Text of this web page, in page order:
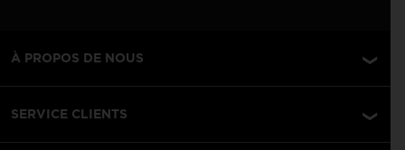
À PROPOS DE NOUS
SERVICE CLIENTS